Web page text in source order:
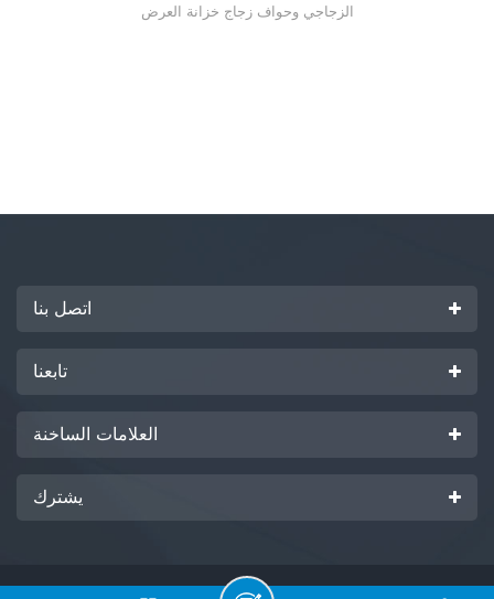
الزجاجي وحواف زجاج خزانة العرض
اتصل بنا
تابعنا
العلامات الساخنة
يشترك